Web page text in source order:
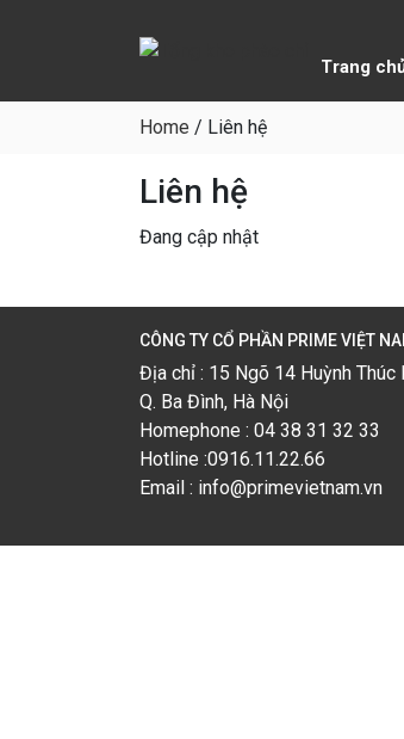
Trang
Home / Liên hệ
Liên hệ
Đang cập nhật
CÔNG TY CỔ PHẦN PRIME VIỆT
Địa chỉ : 15 Ngõ 14 Huỳnh Thúc
Q. Ba Đình, Hà Nội
Homephone : 04 38 31 32 33
Hotline :0916.11.22.66
Email : info@primevietnam.vn